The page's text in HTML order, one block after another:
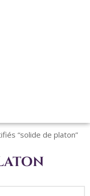
“solide de platon”